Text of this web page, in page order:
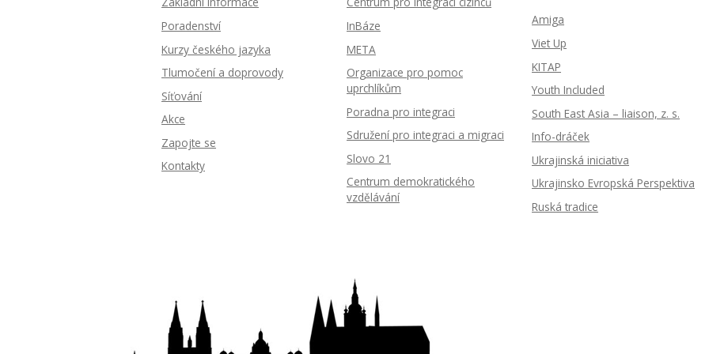
Poradenství
Kurzy českého jazyka
Tlumočení a doprovody
Síťování
Akce
Zapojte se
Kontakty
InBáze
META
Organizace pro pomoc
uprchlíkům
Poradna pro integraci
Sdružení pro integraci a migraci
Slovo 21
Centrum demokratického
vzdělávání
Amiga
Viet Up
KITAP
Youth Included
South East Asia – liaison, z. s.
Info-dráček
Ukrajinská iniciativa
Ukrajinsko Evropská Perspektiva
Ruská tradice